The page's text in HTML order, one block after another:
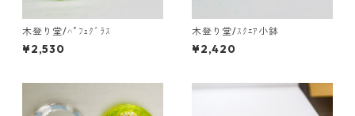
木登り堂/ﾊﾟﾌｪｸﾞﾗｽ
¥2,530
木登り堂/ｽｸｴｱ小鉢
¥2,420